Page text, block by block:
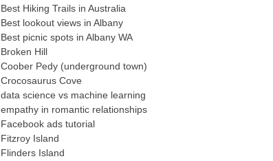
Best Hiking Trails in Australia
Best lookout views in Albany
Best picnic spots in Albany WA
Broken Hill
Coober Pedy (underground town)
Crocosaurus Cove
data science vs machine learning
empathy in romantic relationships
Facebook ads tutorial
Fitzroy Island
Flinders Island